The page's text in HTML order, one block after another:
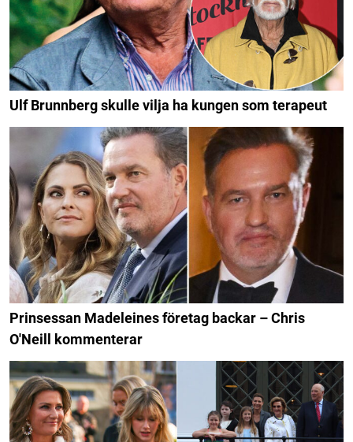
Ulf Brunnberg skulle vilja ha kungen som terapeut
Prinsessan Madeleines företag backar – Chris
O'Neill kommenterar